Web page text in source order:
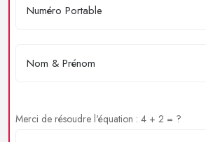
Merci de résoudre l'équation : 4 + 2 = ?